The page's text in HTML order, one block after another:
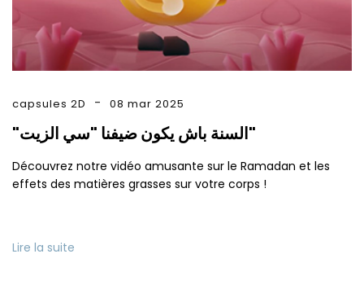
capsules 2D 08 mar 2025
"السنة باش يكون ضيفنا "سي الزيت"
Découvrez notre vidéo amusante sur le Ramadan et les
effets des matières grasses sur votre corps !
Lire la suite